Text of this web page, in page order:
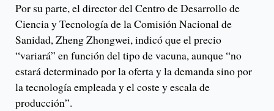
Por su parte, el director del Centro de Desarrollo de
Ciencia y Tecnología de la Comisión Nacional de
Sanidad, Zheng Zhongwei, indicó que el precio
“variará” en función del tipo de vacuna, aunque “no
estará determinado por la oferta y la demanda sino por
la tecnología empleada y el coste y escala de
producción”.